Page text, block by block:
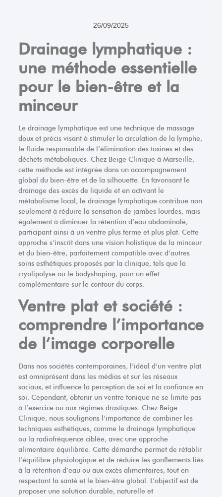
26/09/2025
Drainage lymphatique :
une méthode essentielle
pour le bien-être et la
minceur
Le drainage lymphatique est une technique de massage
doux et précis visant à stimuler la circulation de la lymphe,
le fluide responsable de l’élimination des toxines et des
déchets métaboliques. Chez Beige Clinique à Marseille,
cette méthode est intégrée dans un accompagnement
global du bien-être et de la silhouette. En favorisant le
drainage des excès de liquide et en activant le
métabolisme local, le drainage lymphatique contribue non
seulement à réduire la sensation de jambes lourdes, mais
également à diminuer la rétention d’eau abdominale,
participant ainsi à un ventre plus ferme et plus plat. Cette
approche s’inscrit dans une vision holistique de la minceur
et du bien-être, parfaitement compatible avec d’autres
soins esthétiques proposés par la clinique, tels que la
cryolipolyse ou le bodyshaping, pour un effet
complémentaire sur le contour du corps.
Ventre plat et société :
comprendre l’importance
de l’image corporelle
Dans nos sociétés contemporaines, l’idéal d’un ventre plat
est omniprésent dans les médias et sur les réseaux
sociaux, et influence la perception de soi et la confiance en
soi. Cependant, obtenir un ventre tonique ne se limite pas
à l’exercice ou aux régimes drastiques. Chez Beige
Clinique, nous soulignons l’importance de combiner les
techniques esthétiques, comme le drainage lymphatique
ou la radiofréquence ciblée, avec une approche
alimentaire équilibrée. Cette démarche permet de rétablir
l’équilibre physiologique et de réduire les gonflements liés
à la rétention d’eau ou aux excès alimentaires, tout en
respectant la santé et le bien-être global. L’objectif est de
proposer une solution durable, naturelle et